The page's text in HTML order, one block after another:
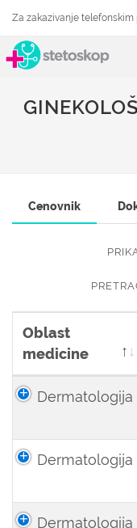
Za zakazivanje telefonskim
Cenovnik
Oblast
medicine
Dermatologija
Dermatologija
Dermatologija